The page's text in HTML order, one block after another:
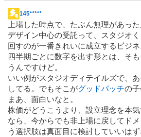
掲
示
板
記
事
145*****
上場した時点で、たぶん無理があった
デザイン中心の受託って、スタジオ
回すのが一番きれいに成立するビジ
四半期ごとに数字を出す形とは、そ
うんですけど。
いい例がスタジオディテイルズで、
してる。でもそこがグッドパッチの子
まあ、面白いなと。
株価がどうこうより、設立理念を本
なら、今からでも非上場に戻してド
う選択肢は真面目に検討していいはず